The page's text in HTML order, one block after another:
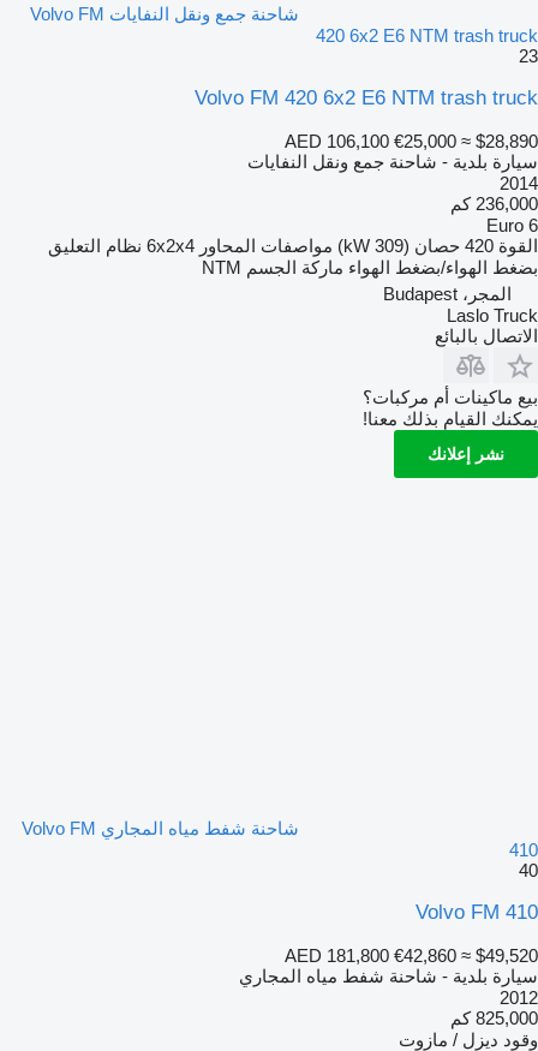
شاحنة جمع ونقل النفايات Volvo FM
420 6x2 E6 NTM trash truck
23
Volvo FM 420 6x2 E6 NTM trash truck
AED 106,100 €25,000 ≈ $28,890
سيارة بلدية - شاحنة جمع ونقل النفايات
2014
236,000 كم
Euro 6
القوة 420 حصان (309 kW) مواصفات المحاور 6x2x4 نظام التعليق
بضغط الهواء/بضغط الهواء ماركة الجسم NTM
المجر، Budapest
Laslo Truck
الاتصال بالبائع
بيع ماكينات أم مركبات؟
يمكنك القيام بذلك معنا!
نشر إعلانك
شاحنة شفط مياه المجاري Volvo FM
410
40
Volvo FM 410
AED 181,800 €42,860 ≈ $49,520
سيارة بلدية - شاحنة شفط مياه المجاري
2012
825,000 كم
وقود ديزل / مازوت